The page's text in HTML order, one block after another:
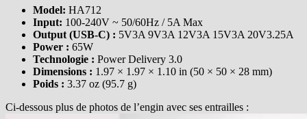
Model: HA712
Input: 100-240V ~ 50/60Hz / 5A Max
Output (USB-C) : 5V3A 9V3A 12V3A 15V3A 20V3.25A
Power : 65W
Technologie : Power Delivery 3.0
Dimensions : 1.97 × 1.97 × 1.10 in (50 × 50 × 28 mm)
Poids : 3.37 oz (95.7 g)
Ci-dessous plus de photos de l’engin avec ses entrailles :